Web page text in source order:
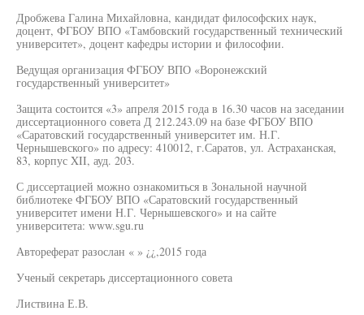
Дробжева Галина Михайловна, кандидат философских наук,
доцент, ФГБОУ ВПО «Тамбовский государственный технический
университет», доцент кафедры истории и философии.
Ведущая организация ФГБОУ ВПО «Воронежский
государственный университет»
Защита состоится «3» апреля 2015 года в 16.30 часов на заседании
диссертационного совета Д 212.243.09 на базе ФГБОУ ВПО
«Саратовский государственный университет им. Н.Г.
Чернышевского» по адресу: 410012, г.Саратов, ул. Астраханская,
83, корпус XII, ауд. 203.
С диссертацией можно ознакомиться в Зональной научной
библиотеке ФГБОУ ВПО «Саратовский государственный
университет имени Н.Г. Чернышевского» и на сайте
университета: www.sgu.ru
Автореферат разослан « » ¿¿,2015 года
Ученый секретарь диссертационного совета
Листвина Е.В.